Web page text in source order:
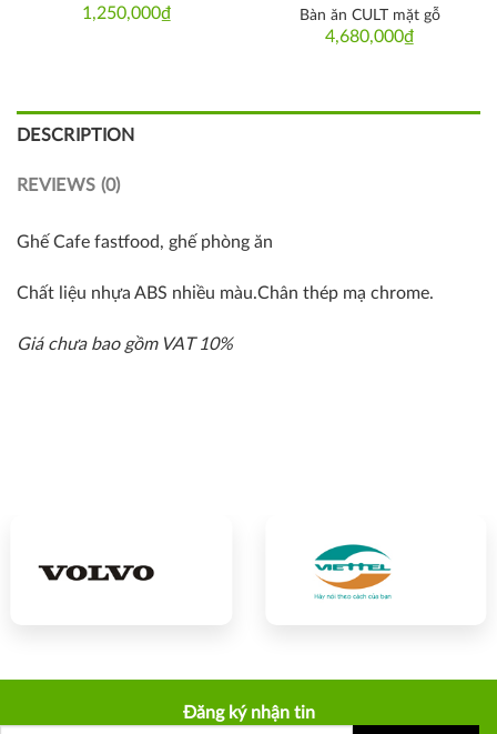
1,250,000₫
4,680,000₫
Bàn ăn CULT mặt gỗ
DESCRIPTION
REVIEWS (0)
Ghế Cafe fastfood, ghế phòng ăn
Chất liệu nhựa ABS nhiều màu.Chân thép mạ chrome.
Giá chưa bao gồm VAT 10%
Đăng ký nhận tin